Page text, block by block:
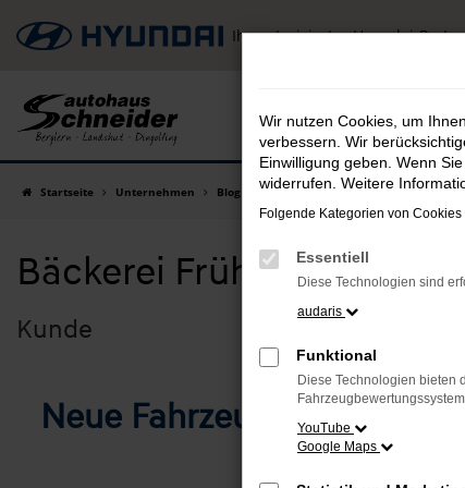
Zum
Hauptinhalt
Ihr autorisierter Hyundai-
Startseite Unternehmen Blog
Bäckerei Frühmorgen
Kunde
Neue Fahrzeuge für die
Wir nutzen Cookies, um
verbessern. Wir
Einwilligung geben. Wenn
widerrufen. Weitere
Folgende Kategorien von
Essentiell
Diese Technologien sind
audaris
Funktional
Diese Technologien bieten
YouTube
Google Maps